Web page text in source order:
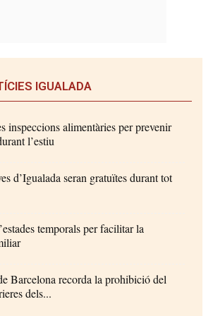
IGUALADA
inspeccions alimentàries per prevenir
l’estiu
d’Igualada seran gratuïtes durant tot
temporals per facilitar la
Barcelona recorda la prohibició del
dels...